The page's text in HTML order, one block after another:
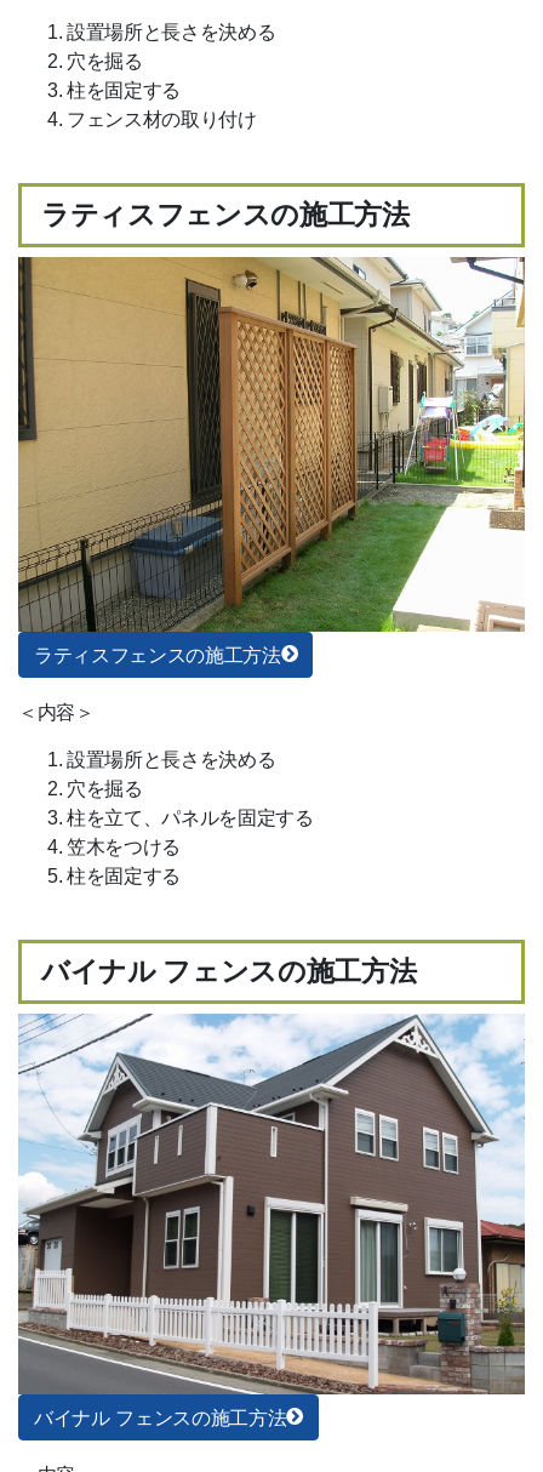
設置場所と長さを決める
穴を掘る
柱を固定する
フェンス材の取り付け
ラティスフェンスの施工方法
ラティスフェンスの施工方法
＜内容＞
設置場所と長さを決める
穴を掘る
柱を立て、パネルを固定する
笠木をつける
柱を固定する
バイナル フェンスの施工方法
バイナル フェンスの施工方法